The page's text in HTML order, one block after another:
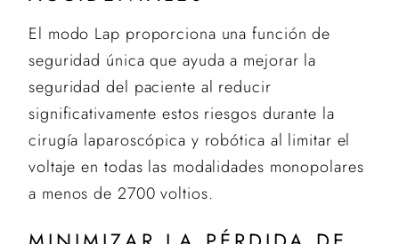
El modo Lap proporciona una función de
seguridad única que ayuda a mejorar la
seguridad del paciente al reducir
significativamente estos riesgos durante la
cirugía laparoscópica y robótica al limitar el
voltaje en todas las modalidades monopolares
a menos de 2700 voltios.